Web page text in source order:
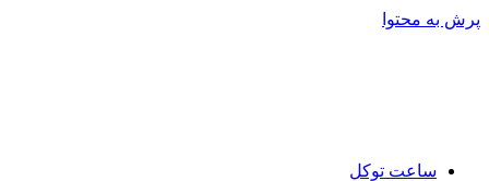
پرش به محتوا
ساعت توکل